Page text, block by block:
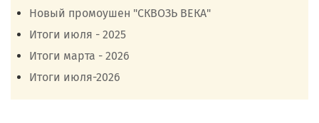
Новый промоушен "СКВОЗЬ ВЕКА"
Итоги июля - 2025
Итоги марта - 2026
Итоги июля-2026